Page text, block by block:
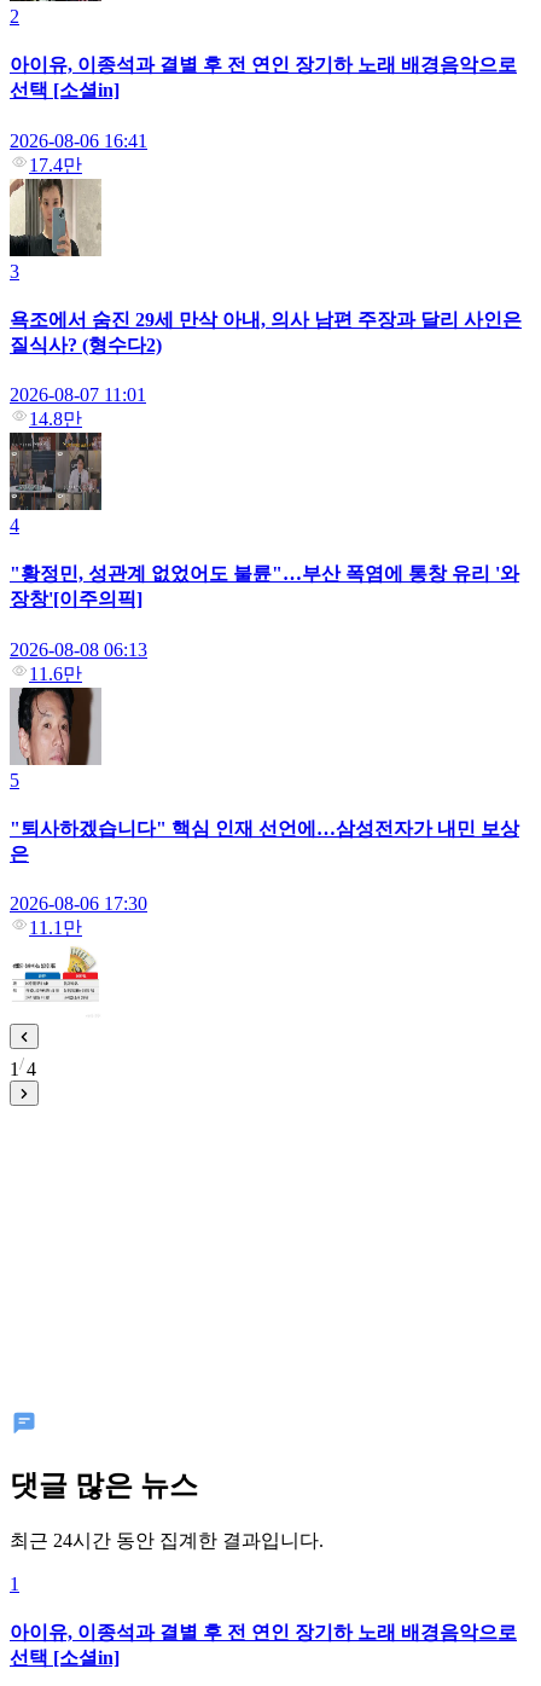
2
아이유, 이종석과 결별 후 전 연인 장기하 노래 배경음악으로
선택 [소셜in]
2026-08-06 16:41
17.4만
3
욕조에서 숨진 29세 만삭 아내, 의사 남편 주장과 달리 사인은
질식사? (형수다2)
2026-08-07 11:01
14.8만
4
"황정민, 성관계 없었어도 불륜"…부산 폭염에 통창 유리 '와
장창'[이주의픽]
2026-08-08 06:13
11.6만
5
"퇴사하겠습니다" 핵심 인재 선언에…삼성전자가 내민 보상
은
2026-08-06 17:30
11.1만
1 4
댓글 많은 뉴스
최근 24시간 동안 집계한 결과입니다.
1
아이유, 이종석과 결별 후 전 연인 장기하 노래 배경음악으로
선택 [소셜in]